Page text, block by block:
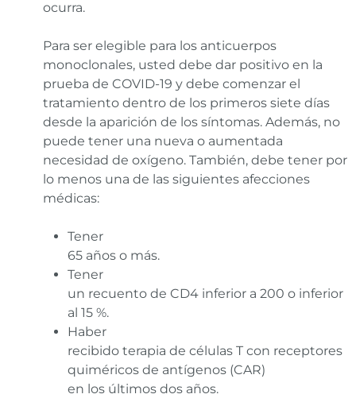
ocurra.
Para ser elegible para los anticuerpos
monoclonales, usted debe dar positivo en la
prueba de COVID-19 y debe comenzar el
tratamiento dentro de los primeros siete días
desde la aparición de los síntomas. Además, no
puede tener una nueva o aumentada
necesidad de oxígeno. También, debe tener por
lo menos una de las siguientes afecciones
médicas:
Tener
65 años o más.
Tener
un recuento de CD4 inferior a 200 o inferior
al 15 %.
Haber
recibido terapia de células T con receptores
quiméricos de antígenos (CAR)
en los últimos dos años.